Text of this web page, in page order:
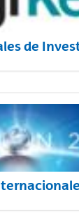
de